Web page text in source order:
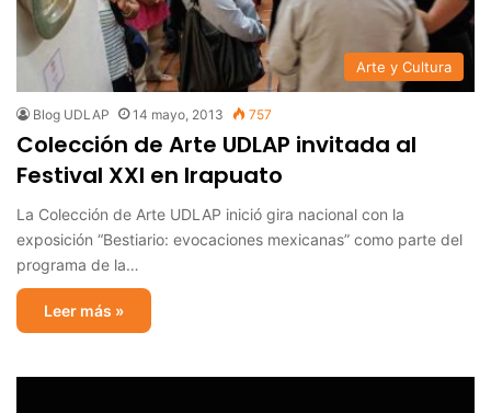
Arte y Cultura
Blog UDLAP 14 mayo, 2013 757
Colección de Arte UDLAP invitada al
Festival XXI en Irapuato
La Colección de Arte UDLAP inició gira nacional con la
exposición “Bestiario: evocaciones mexicanas” como parte del
programa de la…
Leer más »